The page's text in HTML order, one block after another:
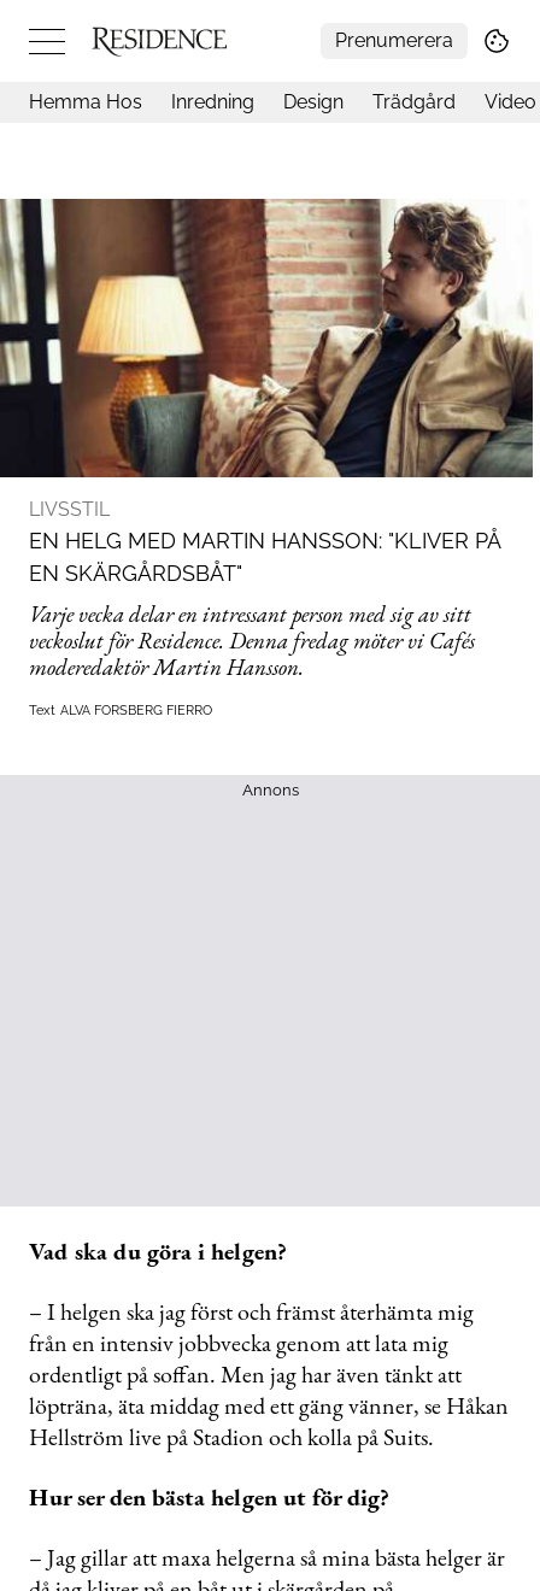
Prenumerera
Design
Trädgård
Video
Inredning
Livsstil
Resor
Mat & Dryck
Influencers
Hemma Hos Inredning Design Trädgård Video
LIVSSTIL
EN HELG MED MARTIN HANSSON: "KLIVER PÅ
EN SKÄRGÅRDSBÅT"
Varje vecka delar en intressant person med sig av sitt
veckoslut för Residence. Denna fredag möter vi Cafés
moderedaktör Martin Hansson.
Text ALVA FORSBERG FIERRO
Annons
Vad ska du göra i helgen?
– I helgen ska jag först och främst återhämta mig
från en intensiv jobbvecka genom att lata mig
ordentligt på soffan. Men jag har även tänkt att
löpträna, äta middag med ett gäng vänner, se Håkan
Hellström live på Stadion och kolla på Suits.
Hur ser den bästa helgen ut för dig?
– Jag gillar att maxa helgerna så mina bästa helger är